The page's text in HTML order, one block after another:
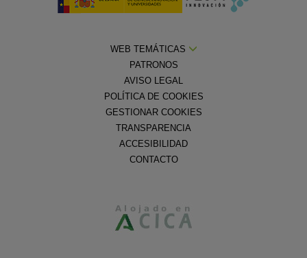
WEB TEMÁTICAS
PATRONOS
AVISO LEGAL
POLÍTICA DE COOKIES
GESTIONAR COOKIES
TRANSPARENCIA
ACCESIBILIDAD
CONTACTO